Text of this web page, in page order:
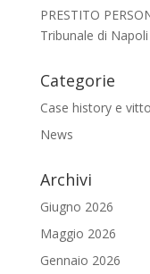
PRESTITO
Tribunale di Napoli
Categorie
Case history e
News
Archivi
Giugno 2026
Maggio 2026
Gennaio 2026